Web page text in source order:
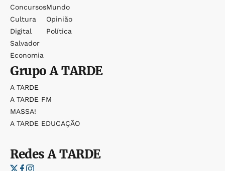
Concursos
Cultura
Digital
Salvador
Economia
Mundo
Opinião
Política
GrupoA TARDE
A TARDE
A TARDE FM
MASSA!
A TARDE EDUCAÇÃO
RedesA TARDE